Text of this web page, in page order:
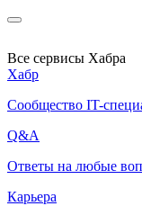
Все сервисы Хабра
Хабр
Сообщество IT-
Q&A
Ответы на любые
Карьера